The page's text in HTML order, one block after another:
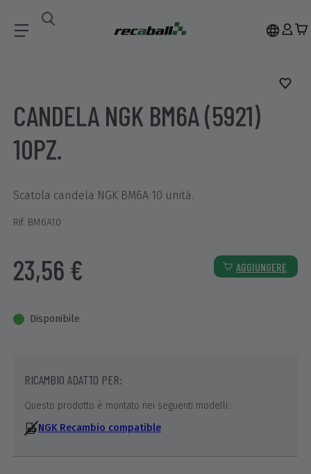
Accesorios CANDELA NGK BM6A (5921) 10PZ.
CANDELA NGK BM6A (5921)
10PZ.
Scatola candela NGK BM6A 10 unità.
Rif. BM6A10
23,56 € AGGIUNGERE
Disponibile
RICAMBIO ADATTO PER:
Questo prodotto è montato nei seguenti modelli::
NGK Recambio compatible